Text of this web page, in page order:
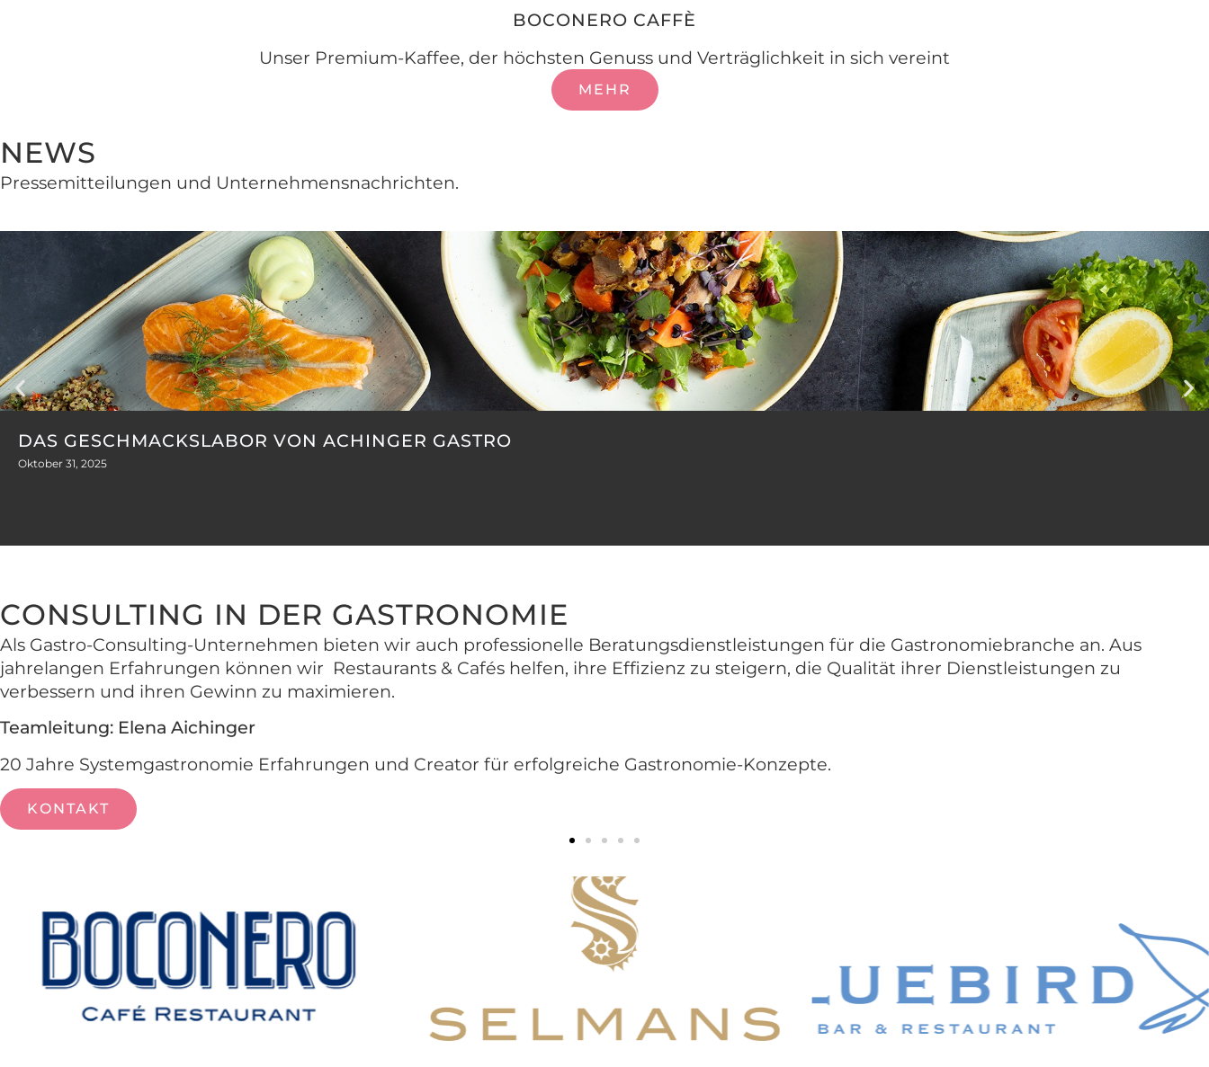
BOCONERO CAFFÈ
Unser Premium-Kaffee, der höchsten Genuss und Verträglichkeit in sich vereint
MEHR
NEWS
Pressemitteilungen und Unter­nehmens­nach­richten.
DAS GESCHMACKSLABOR VON ACHINGER GASTRO
Oktober 31, 2025
CONSULTING IN DER GASTRONOMIE
Als Gastro-Consulting-Unternehmen bieten wir auch professionelle Beratungs­dienst­leistungen für die Gastronomie­­branche an. Aus
jahrelangen Erfahrungen können wir Restaurants & Cafés helfen, ihre Effizienz zu steigern, die Qualität ihrer Dienst­leistungen zu
ver­bessern und ihren Gewinn zu maximieren.
Teamleitung: Elena Aichinger
20 Jahre Systemgastronomie Erfahrungen und Creator für erfolgreiche Gastronomie-Konzepte.
KONTAKT
Betriebs­analyse
Wir führen eine Analyse Ihres Betriebs durch, um Schwachstellen und Verbesserungspotenziale zu identifizieren. Wir untersuchen Arbeitsabläufe,